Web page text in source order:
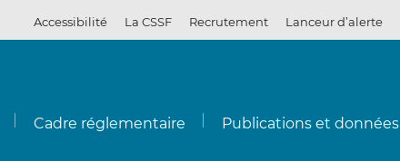
Accessibilité La CSSF Recrutement Lanceur d’alerte
Cadre réglementaire Publications et données